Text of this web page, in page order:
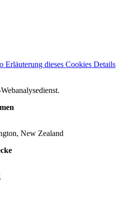
Erläuterung dieses Cookies Details
New Zealand